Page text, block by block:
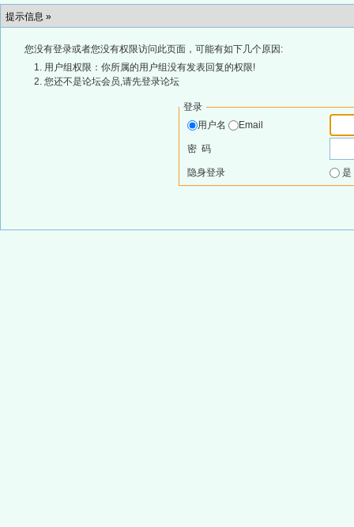
提示信息 »
您没有登录或者您没有权限访问此页面，可能有如下几个原因:
用户组权限：你所属的用户组没有发表回复的权限!
您还不是论坛会员,请先登录论坛
登录
用户名
Email
密 码
隐身登录